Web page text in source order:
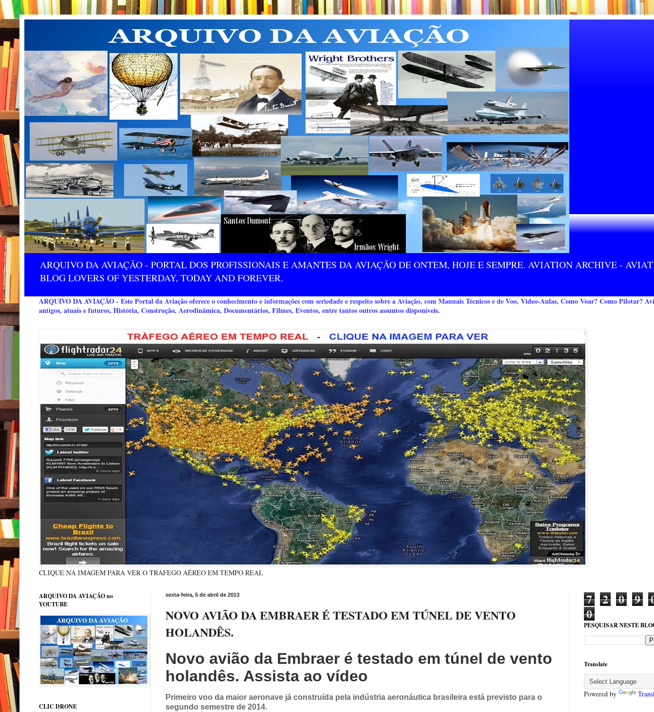
ARQUIVO DA AVIAÇÃO - PORTAL DOS PROFISSIONAIS E AMANTES DA AVIAÇÃO DE ONTEM, HOJE E SEMPRE. AVIATION ARCHIVE -
BLOG LOVERS OF YESTERDAY, TODAY AND FOREVER.
ARQUIVO DA AVIAÇÃO - Este Portal da Aviação oferece o conhecimento e informações com seriedade e respeito sobre a Aviação, com Manuais Técnicos e de Voo, Video-Aulas, Como Voar? Como Pilotar?
antigos, atuais e futuros, História, Construção, Aerodinâmica, Documentários, Filmes, Eventos, entre tantos outros assuntos disponíveis.
CLIQUE NA IMAGEM PARA VER O TRÁFEGO AÉREO EM TEMPO REAL
sexta-feira, 5 de abril de 2013
NOVO AVIÃO DA EMBRAER É TESTADO EM TÚNEL DE VENTO
HOLANDÊS.
Novo avião da Embraer é testado em túnel de vento
holandês. Assista ao vídeo
Primeiro voo da maior aeronave já construída pela indústria aeronáutica brasileira está previsto para o
segundo semestre de 2014.
ARQUIVO DA AVIAÇÃO no
YOUTUBE
CLIC DRONE
7 2 0 9
0
PESQUISAR NESTE
Translate
Powered by